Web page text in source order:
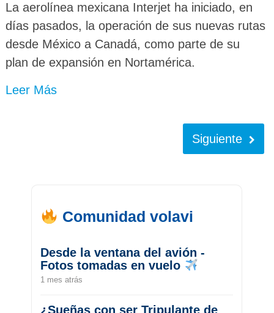
La aerolínea mexicana Interjet ha iniciado, en
días pasados, la operación de sus nuevas rutas
desde México a Canadá, como parte de su
plan de expansión en Nortamérica.
Leer Más
Siguiente
Comunidad volavi
Desde la ventana del avión -
Fotos tomadas en vuelo
1 mes atrás
¿Sueñas con ser Tripulante de